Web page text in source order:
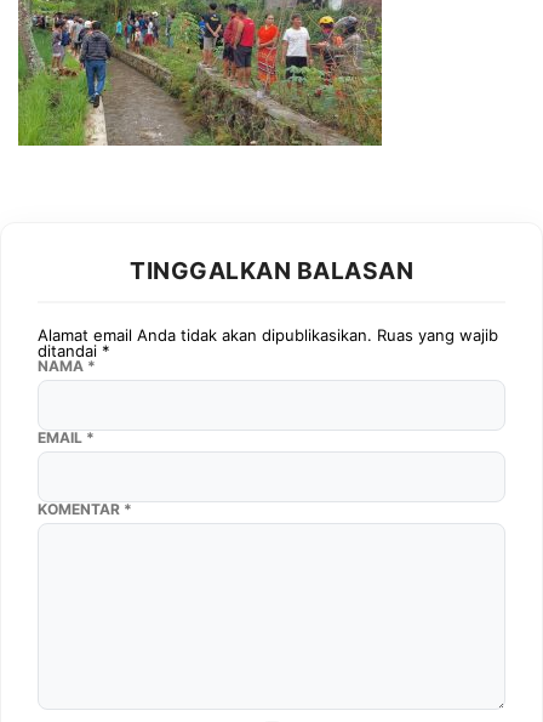
TINGGALKAN BALASAN
Alamat email Anda tidak akan dipublikasikan. Ruas yang wajib
ditandai *
KOMENTAR *
NAMA *
EMAIL *